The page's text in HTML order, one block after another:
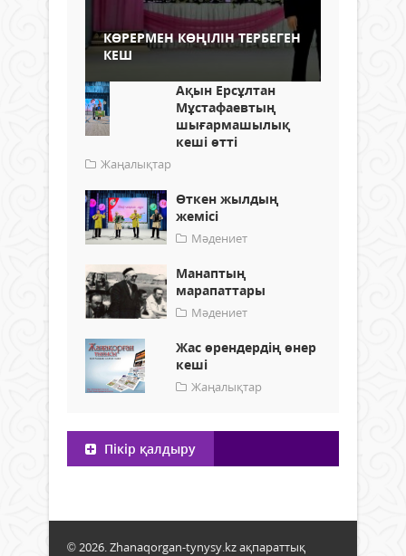
КӨРЕРМЕН КӨҢІЛІН ТЕРБЕГЕН
КЕШ
Ақын Ерсұлтан
Мұстафаевтың
шығармашылық
кеші өтті
Жаңалықтар
Өткен жылдың
жемісі
Мәдениет
Манаптың
марапаттары
Мәдениет
Жас өрендердің өнер
кеші
Жаңалықтар
Пікір қалдыру
© 2026. Zhanaqorgan-tynysy.kz ақпараттық